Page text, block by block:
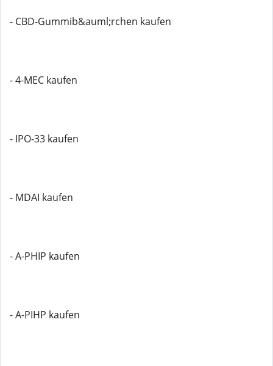
- CBD-Gummib&auml;rchen kaufen
- 4-MEC kaufen
- IPO-33 kaufen
- MDAI kaufen
- A-PHIP kaufen
- A-PIHP kaufen